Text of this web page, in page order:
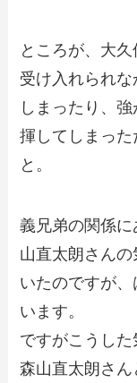
ところが、大
受け入れられ
しまったり、
揮してしまっ
と。
義兄弟の関係
山直太朗さん
いたのですが
います。
ですがこうした
森山直太朗さ